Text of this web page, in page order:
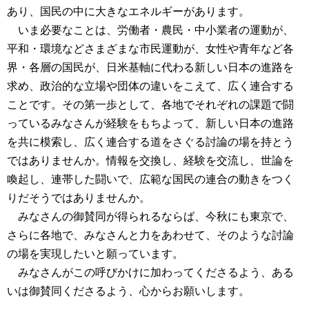
あり、国民の中に大きなエネルギーがあります。
いま必要なことは、労働者・農民・中小業者の運動が、
平和・環境などさまざまな市民運動が、女性や青年など各
界・各層の国民が、日米基軸に代わる新しい日本の進路を
求め、政治的な立場や団体の違いをこえて、広く連合する
ことです。その第一歩として、各地でそれぞれの課題で闘
っているみなさんが経験をもちよって、新しい日本の進路
を共に模索し、広く連合する道をさぐる討論の場を持とう
ではありませんか。情報を交換し、経験を交流し、世論を
喚起し、連帯した闘いで、広範な国民の連合の動きをつく
りだそうではありませんか。
みなさんの御賛同が得られるならば、今秋にも東京で、
さらに各地で、みなさんと力をあわせて、そのような討論
の場を実現したいと願っています。
みなさんがこの呼びかけに加わってくださるよう、ある
いは御賛同くださるよう、心からお願いします。